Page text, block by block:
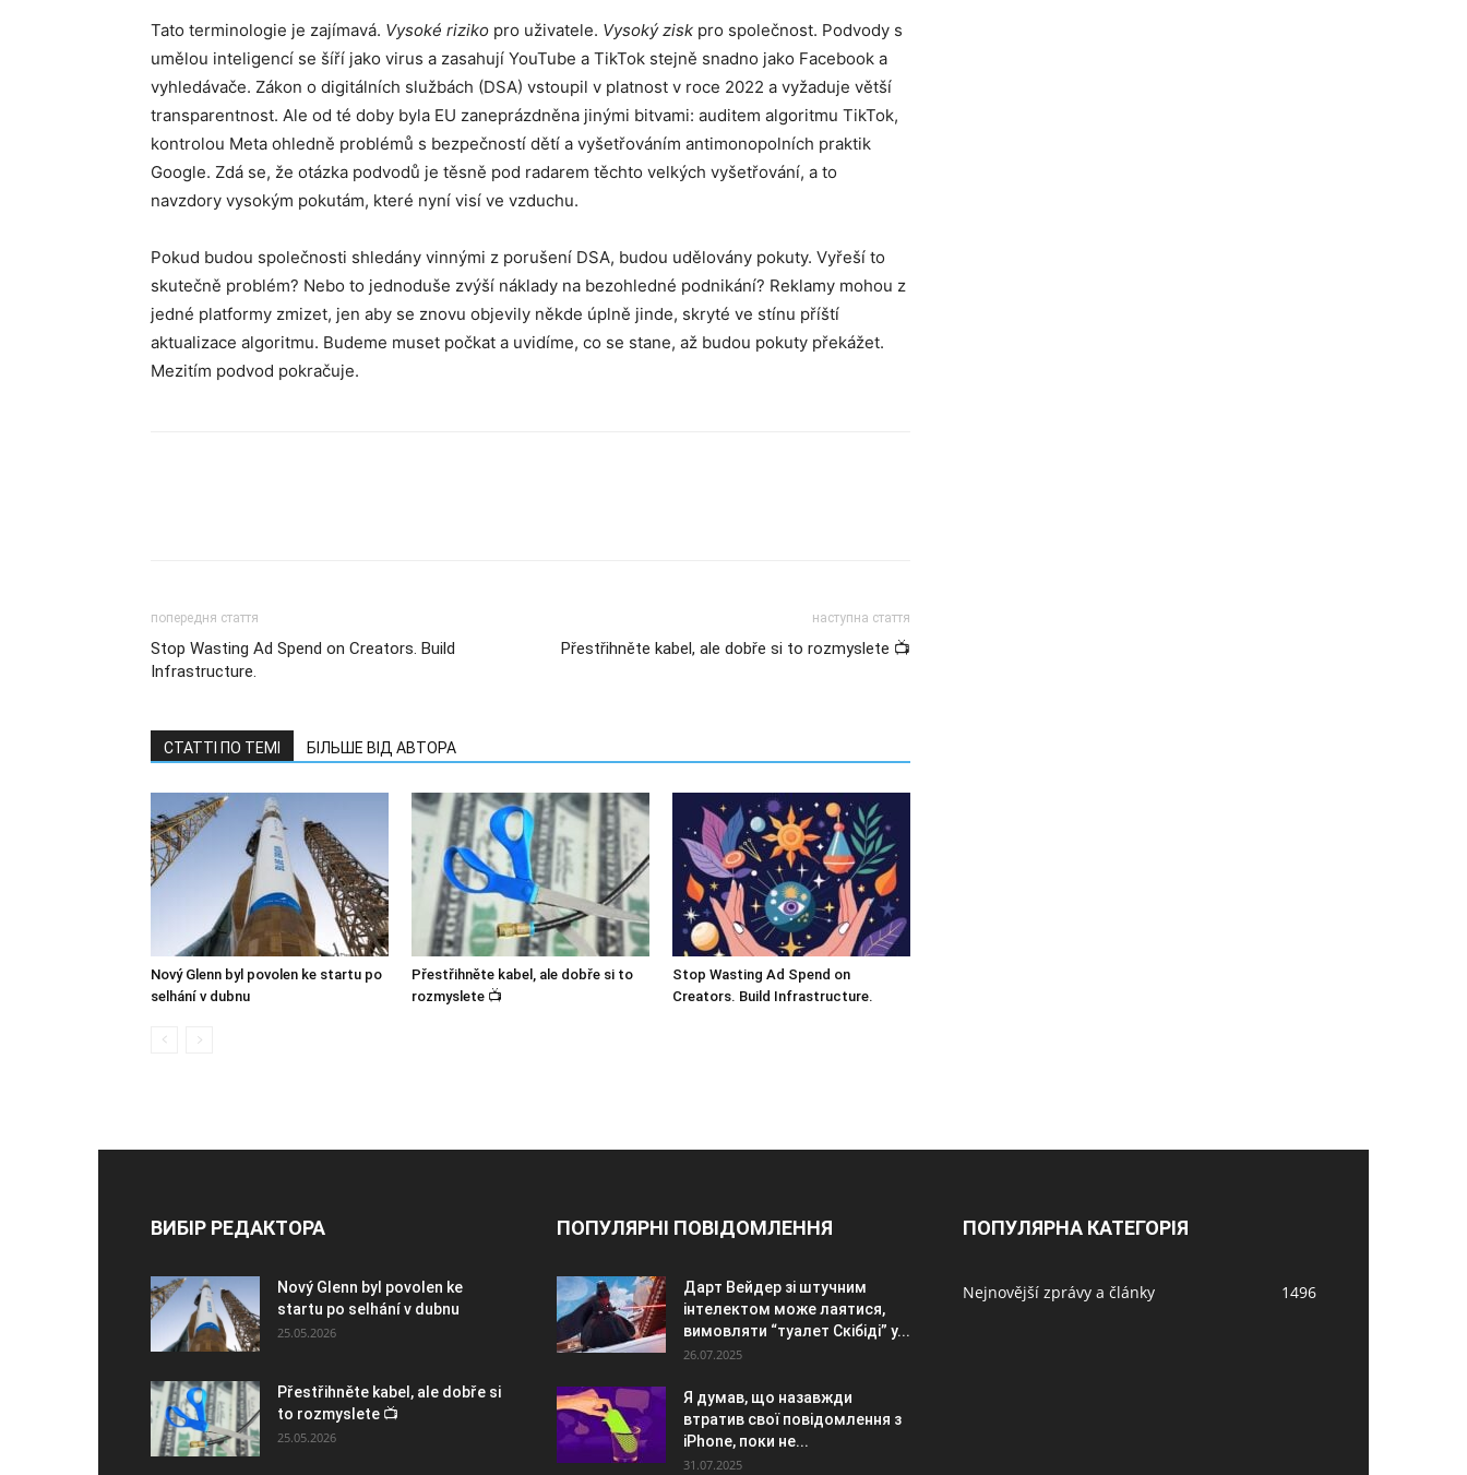
Tato terminologie je zajímavá. Vysoké riziko pro uživatele. Vysoký zisk pro společnost. Podvody s
umělou inteligencí se šíří jako virus a zasahují YouTube a TikTok stejně snadno jako Facebook a
vyhledávače. Zákon o digitálních službách (DSA) vstoupil v platnost v roce 2022 a vyžaduje větší
transparentnost. Ale od té doby byla EU zaneprázdněna jinými bitvami: auditem algoritmu TikTok,
kontrolou Meta ohledně problémů s bezpečností dětí a vyšetřováním antimonopolních praktik
Google. Zdá se, že otázka podvodů je těsně pod radarem těchto velkých vyšetřování, a to
navzdory vysokým pokutám, které nyní visí ve vzduchu.
Pokud budou společnosti shledány vinnými z porušení DSA, budou udělovány pokuty. Vyřeší to
skutečně problém? Nebo to jednoduše zvýší náklady na bezohledné podnikání? Reklamy mohou z
jedné platformy zmizet, jen aby se znovu objevily někde úplně jinde, skryté ve stínu příští
aktualizace algoritmu. Budeme muset počkat a uvidíme, co se stane, až budou pokuty překážet.
Mezitím podvod pokračuje.
попередня стаття
Stop Wasting Ad Spend on Creators. Build
Infrastructure.
наступна стаття
Přestřihněte kabel, ale dobře si to rozmyslete 📺
СТАТТІ ПО ТЕМІ БІЛЬШЕ ВІД АВТОРА
Nový Glenn byl povolen ke startu po
selhání v dubnu
Přestřihněte kabel, ale dobře si to
rozmyslete 📺
Stop Wasting Ad Spend on
Creators. Build Infrastructure.
ВИБІР РЕДАКТОРА
Nový Glenn byl povolen ke
startu po selhání v dubnu
25.05.2026
Přestřihněte kabel, ale dobře si
to rozmyslete 📺
25.05.2026
ПОПУЛЯРНІ ПОВІДОМЛЕННЯ
Дарт Вейдер зі штучним
інтелектом може лаятися,
вимовляти “туалет Скібіді” у...
26.07.2025
Я думав, що назавжди
втратив свої повідомлення з
iPhone, поки не...
31.07.2025
ПОПУЛЯРНА КАТЕГОРІЯ
Nejnovější zprávy a články 1496